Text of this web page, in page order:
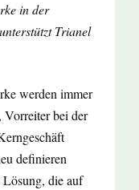
in der
Trianel
werden immer
bei der
definieren
die auf